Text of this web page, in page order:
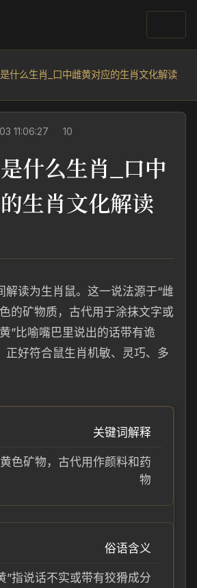
什么生肖_口中雌黄对应的生肖文化解读
11:06:27 10
什么生肖_口中
生肖文化解读
解读为生肖鼠。这一说法源于“雌
的矿物质，古代用于涂抹文字或
”比喻嘴巴里说出的话带有诡
正好符合鼠生肖机敏、灵巧、多
关键词解释
色矿物，古代用作颜料和药
物
俗语含义
”指说话不实或带有狡猾成分